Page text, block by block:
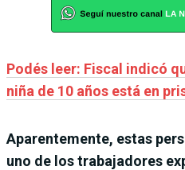
Podés leer: Fiscal indicó
niña de 10 años está en
Aparentemente, estas
uno de los trabajadores